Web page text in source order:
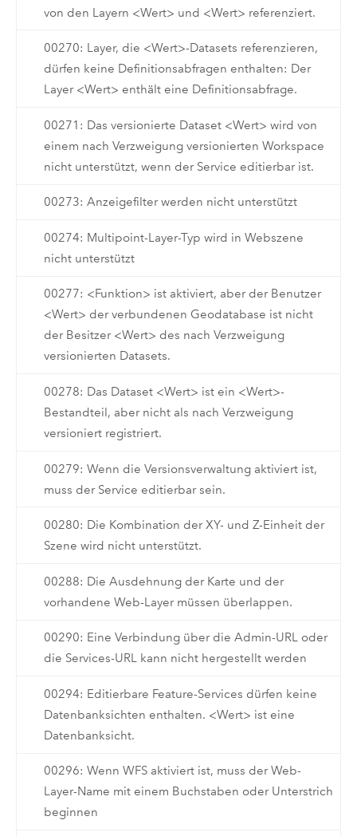
von den Layern <Wert> und <Wert> referenziert.
00270: Layer, die <Wert>-Datasets referenzieren,
dürfen keine Definitionsabfragen enthalten: Der
Layer <Wert> enthält eine Definitionsabfrage.
00271: Das versionierte Dataset <Wert> wird von
einem nach Verzweigung versionierten Workspace
nicht unterstützt, wenn der Service editierbar ist.
00273: Anzeigefilter werden nicht unterstützt
00274: Multipoint-Layer-Typ wird in Webszene
nicht unterstützt
00277: <Funktion> ist aktiviert, aber der Benutzer
<Wert> der verbundenen Geodatabase ist nicht
der Besitzer <Wert> des nach Verzweigung
versionierten Datasets.
00278: Das Dataset <Wert> ist ein <Wert>-
Bestandteil, aber nicht als nach Verzweigung
versioniert registriert.
00279: Wenn die Versionsverwaltung aktiviert ist,
muss der Service editierbar sein.
00280: Die Kombination der XY- und Z-Einheit der
Szene wird nicht unterstützt.
00288: Die Ausdehnung der Karte und der
vorhandene Web-Layer müssen überlappen.
00290: Eine Verbindung über die Admin-URL oder
die Services-URL kann nicht hergestellt werden
00294: Editierbare Feature-Services dürfen keine
Datenbanksichten enthalten. <Wert> ist eine
Datenbanksicht.
00296: Wenn WFS aktiviert ist, muss der Web-
Layer-Name mit einem Buchstaben oder Unterstrich
beginnen